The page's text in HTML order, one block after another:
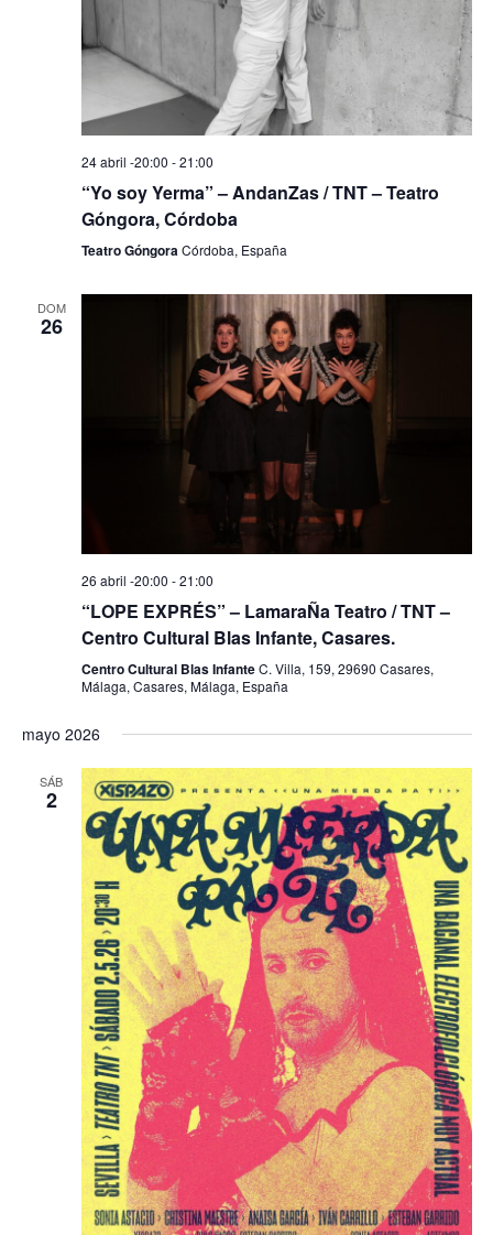
i
ó
n
d
s
i
a
s
d
e
E
v
n
t
o
s
n
d
e
v
i
d
24 abril -20:00 -21:00
“Yo soy Yerma” – AndanZas / TNT – Teatro
Góngora, Córdoba
Teatro GóngoraCórdoba, España
DOM
26
26 abril -20:00 -21:00
“LOPE EXPRÉS” – LamaraÑa Teatro / TNT –
Centro Cultural Blas Infante, Casares.
Centro Cultural Blas InfanteC. Villa, 159, 29690 Casares,
Málaga, Casares, Málaga, España
mayo 2026
SÁB
2